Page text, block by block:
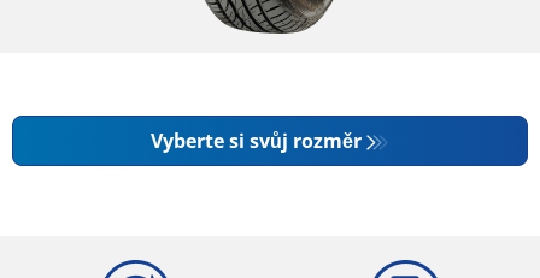
Vyberte si svůj rozměr